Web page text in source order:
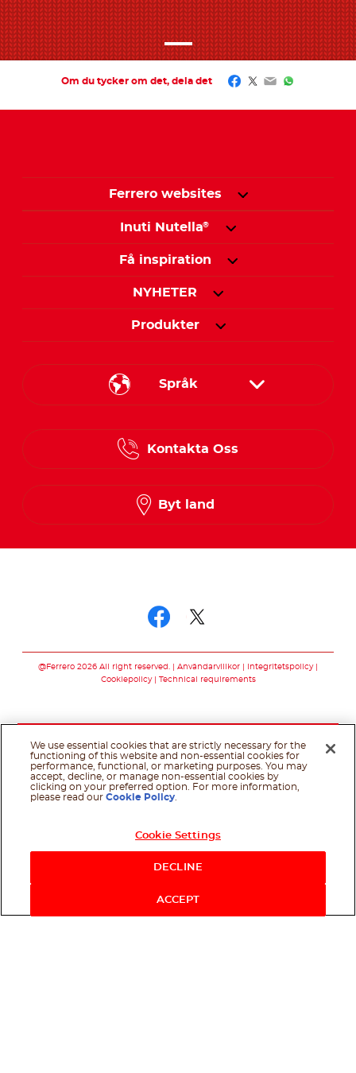
Om du tycker om det, dela det Facebook
Twitter
EmailWhatsApp
Ferrero websites
Inuti Nutella®
Få inspiration
NYHETER
Produkter
Språk
Norwegian
Kontakta Oss
Byt land
@Ferrero 2026 All right reserved. Användarvillkor
Integritetspolicy
Cookiepolicy
Technical requirements
We use essential cookies that are strictly necessary for the
functioning of this website and non-essential cookies for
performance, functional, or marketing purposes. You may
accept, decline, or manage non-essential cookies by
clicking on your preferred option. For more information,
please read ourCookie Policy
Cookie Settings
DECLINE
ACCEPT